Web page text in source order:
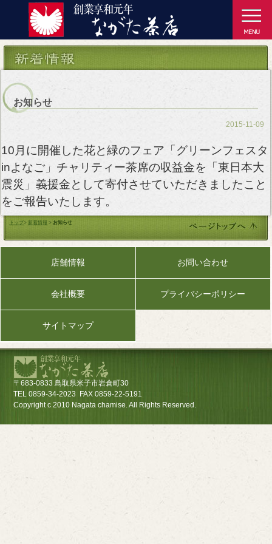
お知らせ
2015-11-09
10月に開催した花と緑のフェア「グリーンフェスタ
inよなご」チャリティー茶席の収益金を「東日本大
震災」義援金として寄付させていただきましたこと
をご報告いたします。
トップ> 新着情報 > お知らせ
店舗情報 お問い合わせ
会社概要 プライバシーポリシー
サイトマップ
〒683-0833 鳥取県米子市岩倉町30
TEL 0859-34-2023 FAX 0859-22-5191
Copyright c 2010 Nagata chamise. All Rights Reserved.